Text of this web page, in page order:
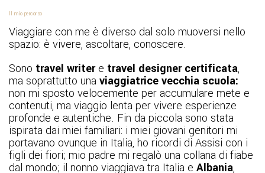
Il mio percorso
Viaggiare con me è diverso dal solo muoversi nello
spazio: è vivere, ascoltare, conoscere.
Sono travel writere travel designer certificata,
ma soprattutto unaviaggiatrice vecchia scuola:
non mi sposto velocemente per accumulare mete e
contenuti, ma viaggio lenta per vivere esperienze
profonde e autentiche. Fin da piccola sono stata
ispirata dai miei familiari: i miei giovani genitori mi
portavano ovunque in Italia, ho ricordi di Assisi con i
figli dei fiori; mio padre mi regalò una collana di fiabe
dal mondo; il nonno viaggiava tra Italia e Albania,